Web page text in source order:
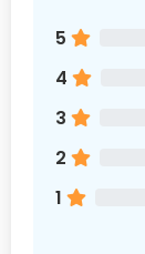
5
4
3
2
1